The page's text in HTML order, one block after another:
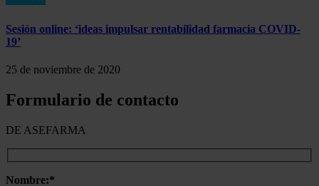
Sesión online: ‘ideas impulsar rentabilidad farmacia COVID-
19’
25 de noviembre de 2020
Formulario de contacto
DE ASEFARMA
Nombre:*